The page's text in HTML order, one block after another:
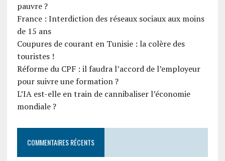
pauvre ?
France : Interdiction des réseaux sociaux aux moins
de 15 ans
Coupures de courant en Tunisie : la colère des
touristes !
Réforme du CPF : il faudra l’accord de l’employeur
pour suivre une formation ?
L’IA est-elle en train de cannibaliser l’économie
mondiale ?
COMMENTAIRES RÉCENTS